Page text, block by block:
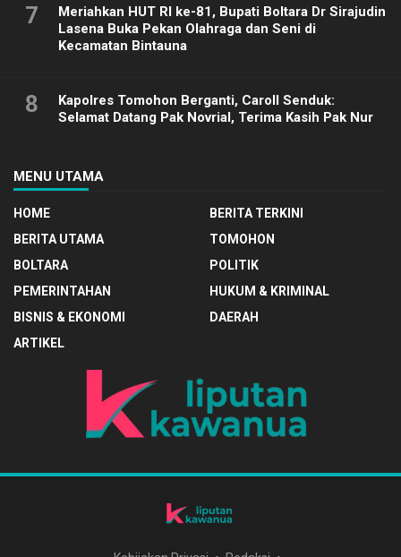
7
Meriahkan HUT RI ke-81, Bupati Boltara Dr Sirajudin
Lasena Buka Pekan Olahraga dan Seni di
Kecamatan Bintauna
8
Kapolres Tomohon Berganti, Caroll Senduk:
Selamat Datang Pak Novrial, Terima Kasih Pak Nur
MENU UTAMA
HOME
BERITA TERKINI
BERITA UTAMA
TOMOHON
BOLTARA
POLITIK
PEMERINTAHAN
HUKUM & KRIMINAL
BISNIS & EKONOMI
DAERAH
ARTIKEL